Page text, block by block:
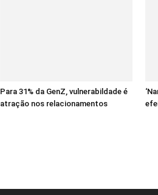
Para 31% da GenZ, vulnerabildade é
atração nos relacionamentos